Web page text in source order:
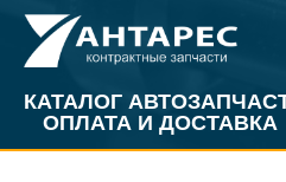
КАТАЛОГ
ОПЛАТА И ДОСТАВКА